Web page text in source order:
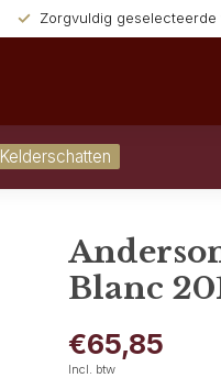
Zorgvuldig geselecteerde
Kelderschatten
Blanc
€65,85
Incl. btw